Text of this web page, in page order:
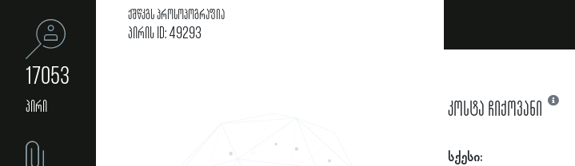
17053
პირი
ქშწკგს პროსოპოგრაფია
პირის ID: 49293
კოსტა ჩიქოვანი
სქესი: